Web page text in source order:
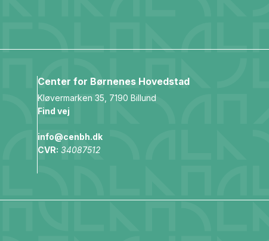
Center for Børnenes Hovedstad
Kløvermarken 35, 7190 Billund
Find vej
info@cenbh.dk
CVR: 34087512